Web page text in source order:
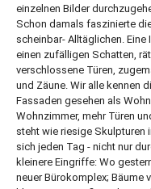
einzelnen Bilder
Schon damals faszinierte
scheinbar- Alltäglichen.
einen zufälligen Schatten,
verschlossene Türen,
und Zäune. Wir alle kennen
Fassaden gesehen als
Wohnzimmer, mehr Türen
steht wie riesige Skulpturen
sich jeden Tag - nicht nur
kleinere Eingriffe: Wo
neuer Bürokomplex; Bäume